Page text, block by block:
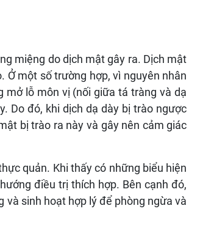
miệng do dịch mật gây ra. Dịch mật
một số trường hợp, vì nguyên nhân
mở lỗ môn vị (nối giữa tá tràng và dạ
Do đó, khi dịch dạ dày bị trào ngược
bị trào ra này và gây nên cảm giác
quản. Khi thấy có những biểu hiện
điều trị thích hợp. Bên cạnh đó,
và sinh hoạt hợp lý để phòng ngừa và